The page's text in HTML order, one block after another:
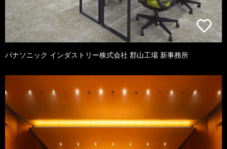
パナソニック インダストリー株式会社 郡山工場 新事務所